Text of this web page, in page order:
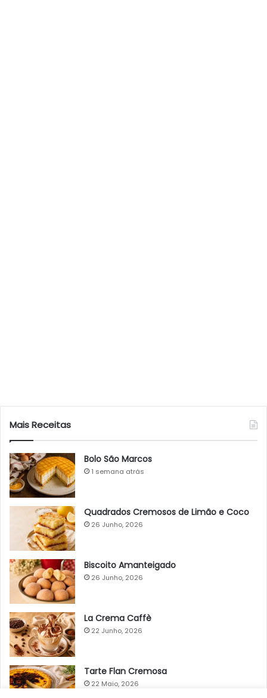
Mais Receitas
Bolo São Marcos
1 semana atrás
Quadrados Cremosos de Limão e Coco
26 Junho, 2026
Biscoito Amanteigado
26 Junho, 2026
La Crema Caffè
22 Junho, 2026
Tarte Flan Cremosa
22 Maio, 2026